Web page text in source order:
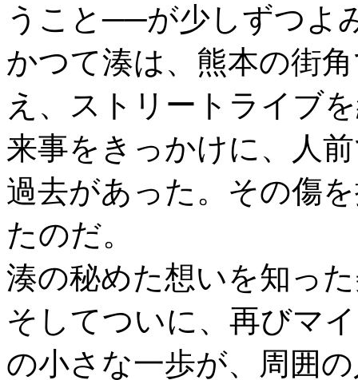
うこと──が少しずつよ
かつて湊は、熊本の街
え、ストリートライブ
来事をきっかけに、人
過去があった。その傷
たのだ。
湊の秘めた想いを知っ
そしてついに、再びマ
の小さな一歩が、周囲